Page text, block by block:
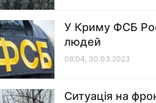
У Криму ФСБ
людей
08:04, 30.03.2023
Ситуація на